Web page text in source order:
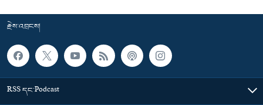
རྗེས་འབྲངས།
RSS དང་Podcast